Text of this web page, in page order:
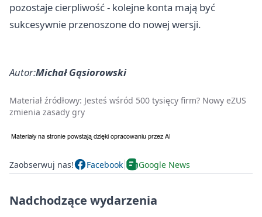
pozostaje cierpliwość - kolejne konta mają być
sukcesywnie przenoszone do nowej wersji.
Autor:Michał Gąsiorowski
Materiał źródłowy: Jesteś wśród 500 tysięcy firm? Nowy eZUS
zmienia zasady gry
Zaobserwuj nas! Facebook Google News
Nadchodzące wydarzenia